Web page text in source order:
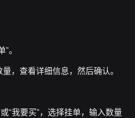
。
，查看详细信息，然后确认。
“我要买”，选择挂单，输入数量